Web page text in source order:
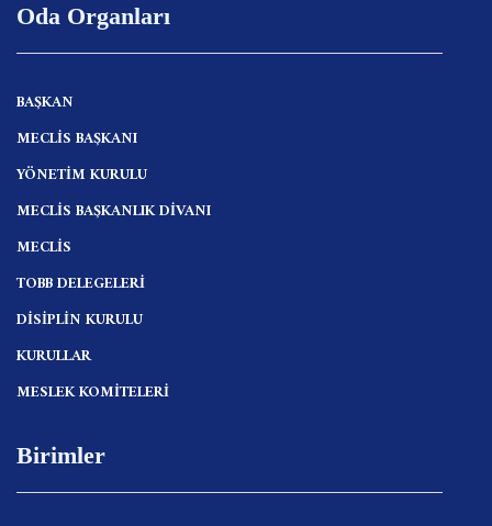
Oda Organları
BAŞKAN
MECLİS BAŞKANI
YÖNETİM KURULU
MECLİS BAŞKANLIK DİVANI
MECLİS
TOBB DELEGELERİ
DİSİPLİN KURULU
KURULLAR
MESLEK KOMİTELERİ
Birimler